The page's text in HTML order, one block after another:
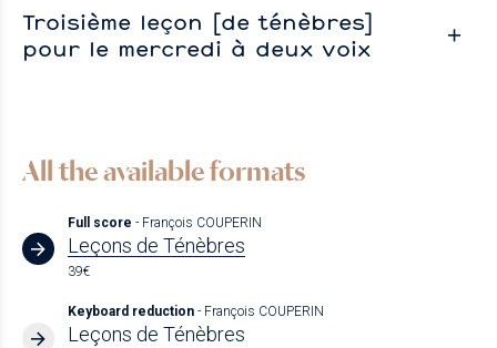
Troisième leçon [de ténèbres]
pour le mercredi à deux voix
All the available formats
Full score - François COUPERIN
Leçons de Ténèbres
39€
Keyboard reduction - François COUPERIN
Leçons de Ténèbres